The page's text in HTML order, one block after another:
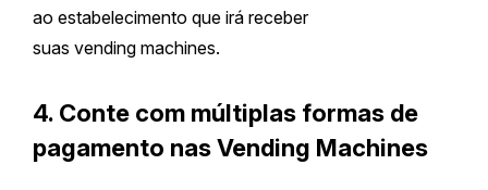
ao estabelecimento que irá receber
suas vending machines.
4. Conte com múltiplas formas de
pagamento nas Vending Machines